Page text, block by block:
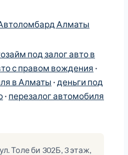
Алматы
под залог авто в
с правом вождения ·
в Алматы ·деньги под
· перезалог автомобиля
ул. Толе би 302Б, 3 этаж,